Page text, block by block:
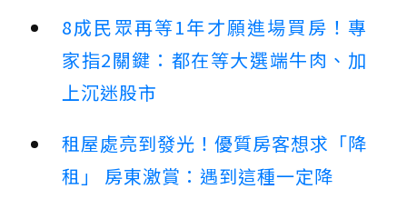
8成民眾再等1年才願進場買房！專
家指2關鍵：都在等大選端牛肉、加
上沉迷股市
租屋處亮到發光！優質房客想求「降
租」 房東激賞：遇到這種一定降